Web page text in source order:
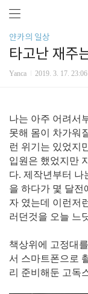
얀카의 일상
타고난 재주
Yanca 2019. 3. 17. 23:06
나는 아주 어려서
못해 몸이 차가워
런 위기는 있었지
입원은 했었지만
다. 제작년부터 나
을 하다가 몇 달전
자 였는데 이런저
러던것을 오늘 느
책상위에 고정대
서 스마트폰으로
리 준비해둔 고독